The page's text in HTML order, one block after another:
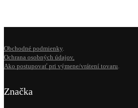
Obchodné podmienky.
Ochrana osobných údajov.
Ako postupovať pri výmene/vrátení tovaru.
Značka